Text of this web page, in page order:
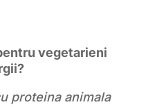
vegetarieni
proteina animala